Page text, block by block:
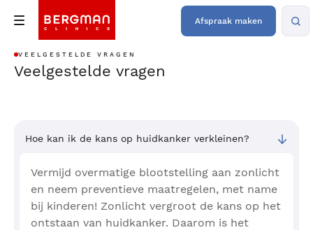
Afspraak maken
VEELGESTELDE VRAGEN
Veelgestelde vragen
Hoe kan ik de kans op huidkanker verkleinen?
Vermijd overmatige blootstelling aan zonlicht
en neem preventieve maatregelen, met name
bij kinderen! Zonlicht vergroot de kans op het
ontstaan van huidkanker. Daarom is het